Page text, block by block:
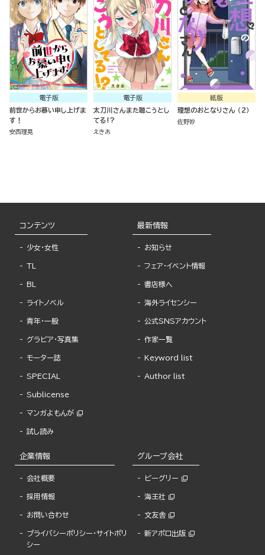
電子版
前世からお慕い申し上げま
す！
安西理晃
電子版
太刀川さんまた聴こうとし
てる!?
えきあ
紙版
理想のおとなりさん （2）
佐野妙
コンテンツ
少女・女性
TL
BL
ライトノベル
青年・一般
グラビア・写真集
モーター誌
SPECIAL
Sublicense
マンガよもんが
試し読み
最新情報
お知らせ
フェア・イベント情報
書店様へ
海外ライセンシー
公式SNSアカウント
作家一覧
Keyword list
Author list
企業情報
会社概要
採用情報
お問い合わせ
プライバシーポリシー・サイトポリ
シー
グループ会社
ビーグリー
海王社
文友舎
新アポロ出版